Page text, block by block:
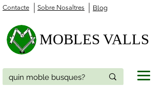
Contacte Blog
Sobre Nosaltres
MOBLES VALLS